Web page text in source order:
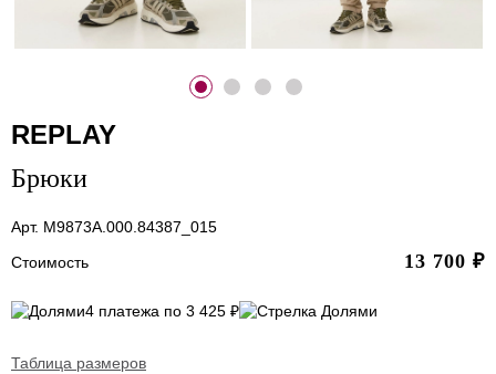
REPLAY
Брюки
Арт. M9873A.000.84387_015
Стоимость
13 700 ₽
4 платежа по 3 425 ₽
Таблица размеров